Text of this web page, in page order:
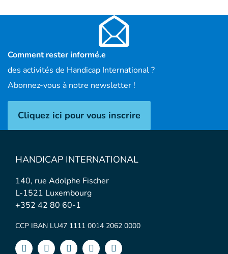
Comment rester informé.e
des activités de Handicap International ?
Abonnez-vous à notre newsletter !
Cliquez ici pour vous inscrire
HANDICAP INTERNATIONAL
140, rue Adolphe Fischer
L-1521 Luxembourg
+352 42 80 60-1
CCP IBAN LU47 1111 0014 2062 0000